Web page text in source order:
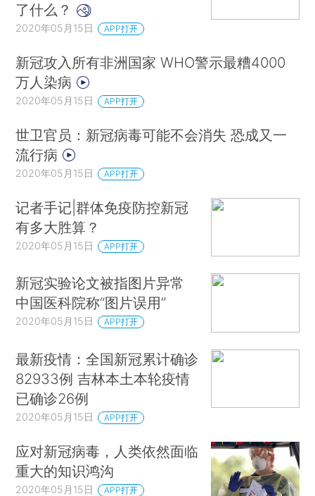
了什么？
2020年05月15日 APP打开
新冠攻入所有非洲国家 WHO警示最糟4000
万人染病
2020年05月15日 APP打开
世卫官员：新冠病毒可能不会消失 恐成又一
流行病
2020年05月15日 APP打开
记者手记|群体免疫防控新冠
有多大胜算？
2020年05月15日 APP打开
新冠实验论文被指图片异常
中国医科院称“图片误用”
2020年05月15日 APP打开
最新疫情：全国新冠累计确诊
82933例 吉林本土本轮疫情
已确诊26例
2020年05月15日 APP打开
应对新冠病毒，人类依然面临
重大的知识鸿沟
2020年05月15日 APP打开